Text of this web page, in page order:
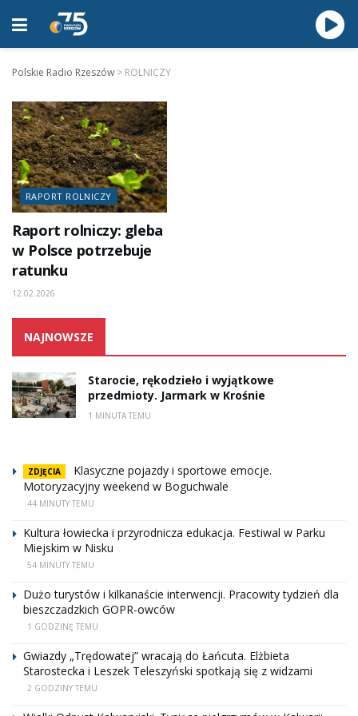
Polskie Radio Rzeszów > ROLNICZY
RAPORT ROLNICZY
Raport rolniczy: gleba
w Polsce potrzebuje
ratunku
12.02.2026
NAJNOWSZE
Starocie, rękodzieło i wyjątkowe
przedmioty. Jarmark w Krośnie
1 MINUTA TEMU
ZDJĘCIA
Klasyczne pojazdy i sportowe emocje.
Motoryzacyjny weekend w Boguchwale
44 MINUTY TEMU
Kultura łowiecka i przyrodnicza edukacja. Festiwal w Parku
Miejskim w Nisku
54 MINUTY TEMU
Dużo turystów i kilkanaście interwencji. Pracowity tydzień dla
bieszczadzkich GOPR-owców
1 GODZINĘ TEMU
Gwiazdy „Trędowatej” wracają do Łańcuta. Elżbieta
Starostecka i Leszek Teleszyński spotkają się z widzami
2 GODZINY TEMU